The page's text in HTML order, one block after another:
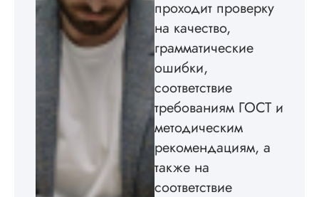
теме
без воды,
оформил, правда,
пришлось
мне. Услугой
бесплатного
редактирования
не
проходит проверку
на качество,
грамматические
ошибки,
соответствие
требованиям ГОСТ и
методическим
рекомендациям, а
также на
соответствие